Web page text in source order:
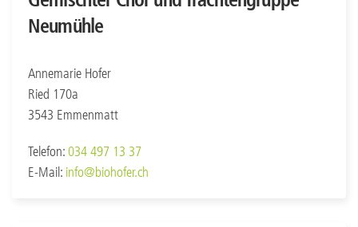
Neumühle
Annemarie Hofer
Ried 170a
3543 Emmenmatt
Telefon: 034 497 13 37
E-Mail: info@biohofer.ch